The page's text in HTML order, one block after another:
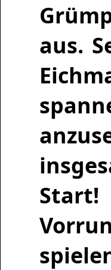
aus.